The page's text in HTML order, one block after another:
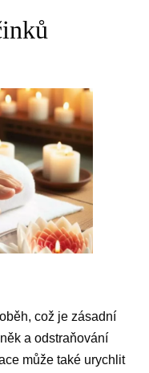
což je zásadní
a odstraňování
může také urychlit